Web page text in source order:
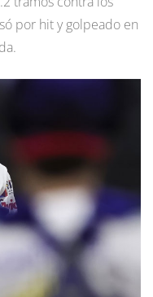
por hit y golpeado en